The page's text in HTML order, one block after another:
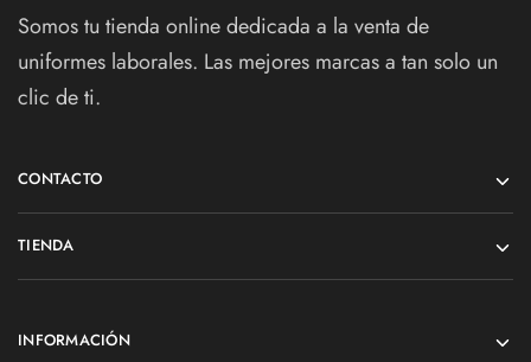
Somos tu tienda online dedicada a la venta de
uniformes laborales. Las mejores marcas a tan solo un
clic de ti.
CONTACTO
TIENDA
INFORMACIÓN